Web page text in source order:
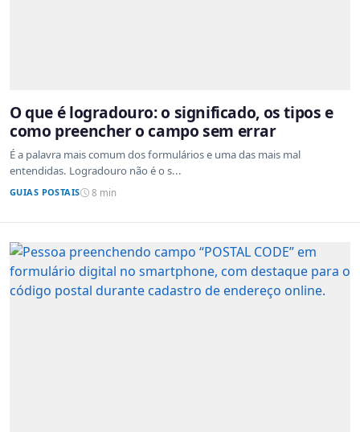
O que é logradouro: o significado, os tipos e
como preencher o campo sem errar
É a palavra mais comum dos formulários e uma das mais mal
entendidas. Logradouro não é o s...
GUIAS POSTAIS 8 min